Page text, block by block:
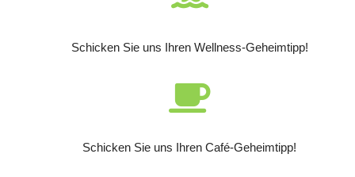
Schicken Sie uns Ihren Wellness-Geheimtipp!
Schicken Sie uns Ihren Café-Geheimtipp!